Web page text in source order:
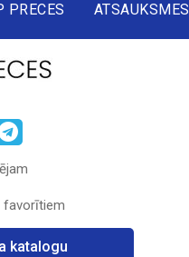
PRECES ATSAUKSMES
favorītiem
katalogu